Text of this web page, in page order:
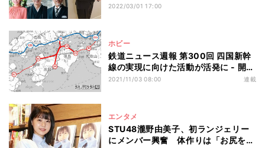
2022/03/01 17:00
ホビー
鉄道ニュース週報 第300回 四国新幹
線の実現に向けた活動が活発に - 開業
目標は2037年
2021/11/03 08:00 連載
エンタメ
STU48瀧野由美子、初ランジェリー
にメンバー興奮 体作りは「お尻を中